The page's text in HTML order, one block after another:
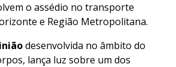
o assédio no transporte
e Região Metropolitana.
desenvolvida no âmbito do
lança luz sobre um dos